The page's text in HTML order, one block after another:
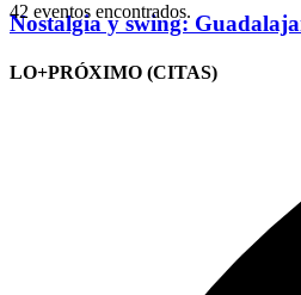
Nostalgia y swing:
LO+PRÓXIMO (CITAS)
42 eventos encontrados.